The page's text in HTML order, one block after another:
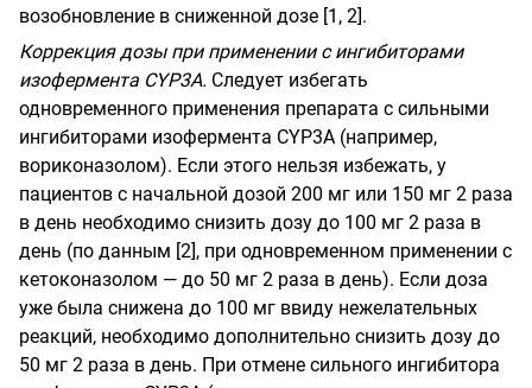
возобновление в сниженной дозе [1, 2].
Коррекция дозы при применении с ингибиторами
изофермента CYP3A. Следует избегать
одновременного применения препарата с сильными
ингибиторами изофермента CYP3A (например,
вориконазолом). Если этого нельзя избежать, у
пациентов с начальной дозой 200 мг или 150 мг 2 раза
в день необходимо снизить дозу до 100 мг 2 раза в
день (по данным [2], при одновременном применении с
кетоконазолом — до 50 мг 2 раза в день). Если доза
уже была снижена до 100 мг ввиду нежелательных
реакций, необходимо дополнительно снизить дозу до
50 мг 2 раза в день. При отмене сильного ингибитора